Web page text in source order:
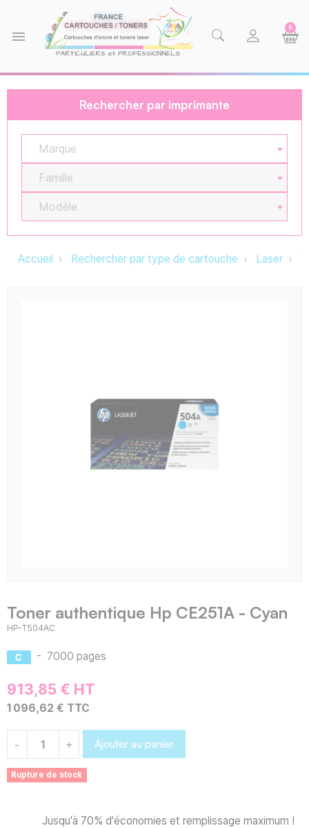
menu
0
Rechercher par imprimante
Marque
Famille
Modèle
Accueil Rechercher par type de cartouche Laser
Toner authentique Hp CE251A - Cyan
HP-T504AC
- 7000 pages
913,85 € HT
1 096,62 € TTC
- + Ajouter au panier
Rupture de stock
Jusqu'à 70% d'économies et remplissage maximum !